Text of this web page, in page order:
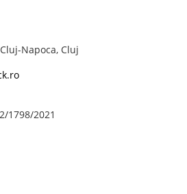
Napoca, Cluj
1798/2021